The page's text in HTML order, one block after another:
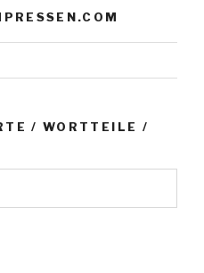
/ WORTTEILE /